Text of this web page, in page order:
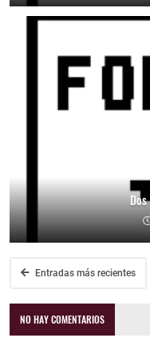
Entradas más recientes
NO HAY COMENTARIOS